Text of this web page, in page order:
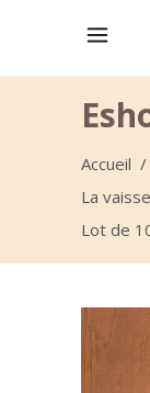
Accueil /
La
Lot de